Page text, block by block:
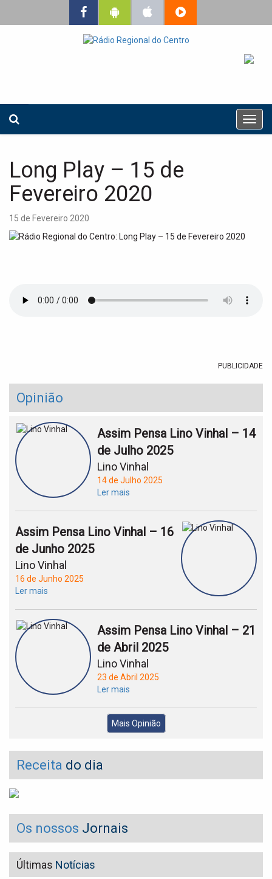
T
o
Long Play – 15 de
Fevereiro 2020
15 de Fevereiro 2020
PUBLICIDADE
Opinião
Assim Pensa Lino Vinhal – 14
de Julho 2025
Lino Vinhal
14 de Julho 2025
Ler mais
Assim Pensa Lino Vinhal – 16
de Junho 2025
Lino Vinhal
16 de Junho 2025
Ler mais
Assim Pensa Lino Vinhal – 21
de Abril 2025
Lino Vinhal
23 de Abril 2025
Ler mais
Mais Opinião
Receita do dia
Os nossos Jornais
Últimas Notícias